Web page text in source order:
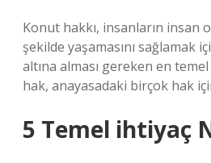
Konut hakkı, insanların insan
şekilde yaşamasını sağlamak
altına alması gereken en
hak, anayasadaki birçok hak
5 Temel ihtiyaç